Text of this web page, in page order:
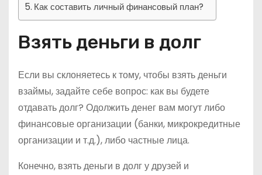
Как составить личный финансовый план?
Взять деньги в долг
Если вы склоняетесь к тому, чтобы взять деньги
взаймы, задайте себе вопрос: как вы будете
отдавать долг? Одолжить денег вам могут либо
финансовые организации (банки, микрокредитные
организации и т.д.), либо частные лица.
Конечно, взять деньги в долг у друзей и